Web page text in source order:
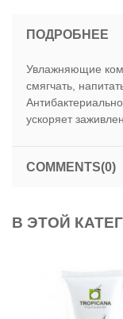
ПОДРОБНЕЕ
Увлажняющие
смягчать,
ускоряет
COMMENTS(0)
В ЭТОЙ